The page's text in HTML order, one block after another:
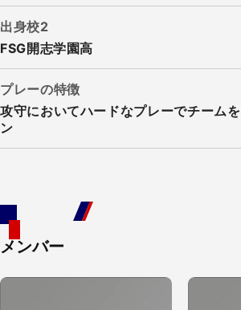
出身校2
FSG開志学園高
プレーの特徴
攻守においてハードなプレーでチーム
ン
メンバー